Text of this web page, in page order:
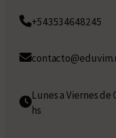
+543534648245
Lunes a Viernes de
hs